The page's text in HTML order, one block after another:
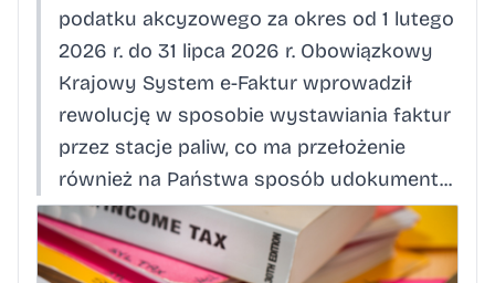
podatku akcyzowego za okres od 1 lutego
2026 r. do 31 lipca 2026 r. Obowiązkowy
Krajowy System e-Faktur wprowadził
rewolucję w sposobie wystawiania faktur
przez stacje paliw, co ma przełożenie
również na Państwa sposób udokument...